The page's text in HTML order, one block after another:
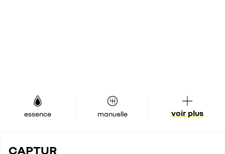
essence manuelle voir plus
CAPTUR